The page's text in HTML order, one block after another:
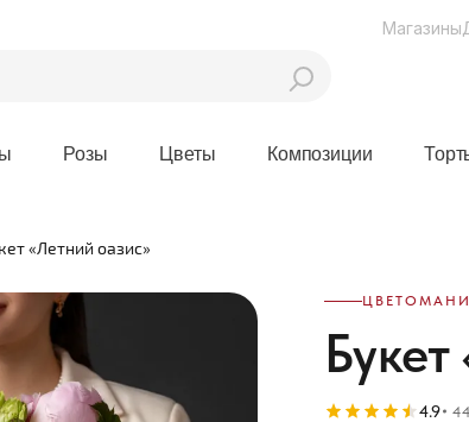
Магазины
Розы Цветы Композиции
«Летний оазис»
4.9